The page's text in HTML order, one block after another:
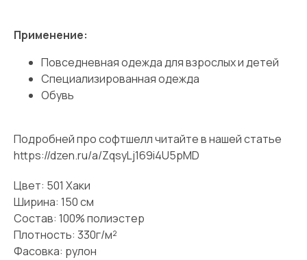
Применение:
Повседневная одежда для взрослых и детей
Специализированная одежда
Обувь
Подробней про софтшелл читайте в нашей статье
https://dzen.ru/a/ZqsyLj169i4U5pMD
Цвет: 501 Хаки
Ширина: 150 см
Состав: 100% полиэстер
Плотность: 330г/м²
Фасовка: рулон